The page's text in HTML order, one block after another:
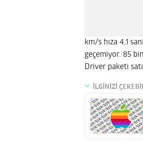
km/s hıza 4,1
geçemiyor. 85
Driver paketi
İLGİNİZİ